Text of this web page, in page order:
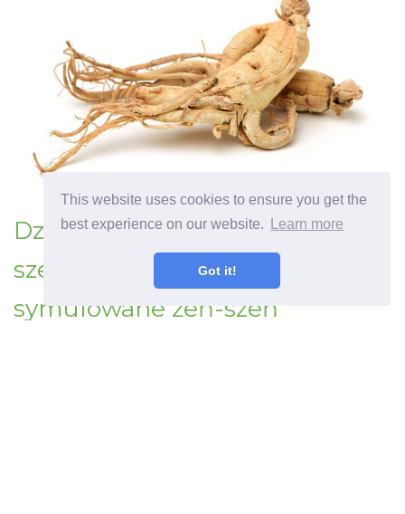
This website uses cookies to ensure you get the
best experience on our website.
Learn more
Got it!
Dzikie symulowane rośliny żeń-
szenia Jak rosnąć dzikie
symulowane żeń-szeń